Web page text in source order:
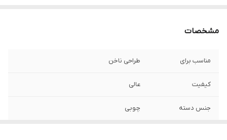
مشخصات
مناسب برای طراحی ناخن
کیفیت عالی
جنس دسته چوبی